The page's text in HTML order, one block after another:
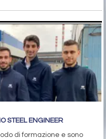
STEEL ENGINEER
di formazione e sono